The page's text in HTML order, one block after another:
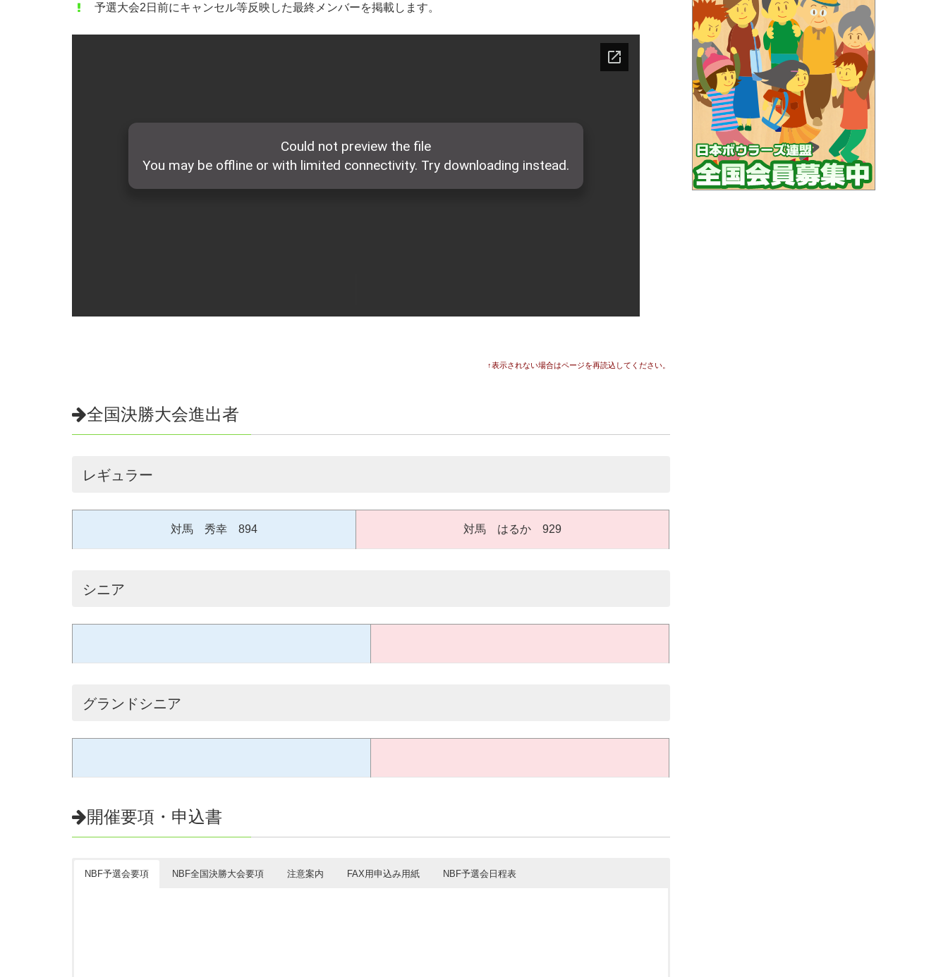
予選大会2日前にキャンセル等反映した最終メンバーを掲載します。
↑表示されない場合はページを再読込してください。
全国決勝大会進出者
レギュラー
対馬 秀幸 894 対馬 はるか 929
シニア
グランドシニア
開催要項・申込書
NBF予選会要項 NBF全国決勝大会要項 注意案内 FAX用申込み用紙 NBF予選会日程表